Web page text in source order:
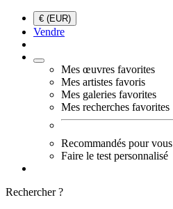
€ (EUR)
Vendre
Mes œuvres favorites
Mes artistes favoris
Mes galeries favorites
Mes recherches favorites
Recommandés pour vous
Faire le test personnalisé
Rechercher ?